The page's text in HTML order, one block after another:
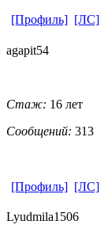
[Профиль] [ЛС]
agapit54
Стаж: 16 лет
Сообщений: 313
[Профиль] [ЛС]
Lyudmila1506